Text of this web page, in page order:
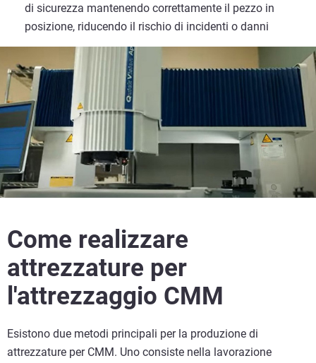
di sicurezza mantenendo correttamente il pezzo in
posizione, riducendo il rischio di incidenti o danni
Come realizzare
attrezzature per
l'attrezzaggio CMM
Esistono due metodi principali per la produzione di
attrezzature per CMM. Uno consiste nella lavorazione